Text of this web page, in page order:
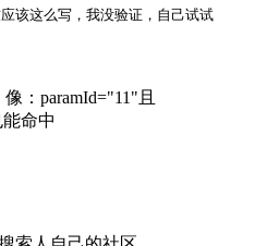
该这么写，我没验证，自己试试
：paramId="11"且
命中